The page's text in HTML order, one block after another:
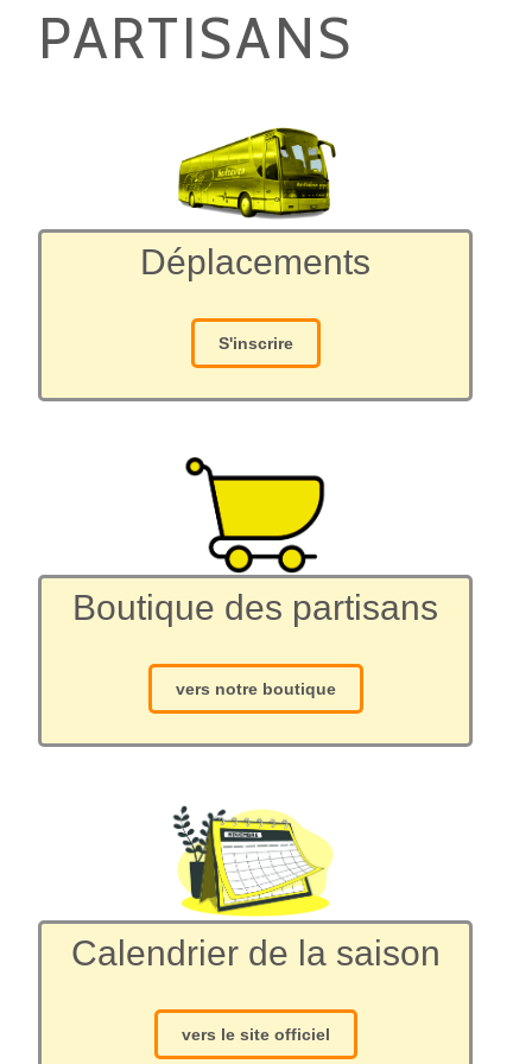
PARTISANS
Déplacements
S'inscrire
Boutique des partisans
vers notre boutique
Calendrier de la saison
vers le site officiel